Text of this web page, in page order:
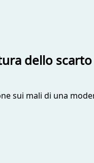
dello scarto
sui mali di una